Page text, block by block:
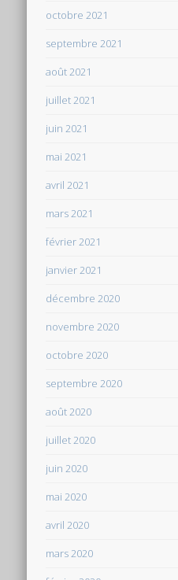
octobre 2021
septembre 2021
août 2021
juillet 2021
juin 2021
mai 2021
avril 2021
mars 2021
février 2021
janvier 2021
décembre 2020
novembre 2020
octobre 2020
septembre 2020
août 2020
juillet 2020
juin 2020
mai 2020
avril 2020
mars 2020